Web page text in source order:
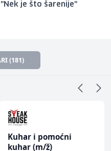
je što šarenije"
(181)
Kuhar i pomoćni
kuhar (m/ž)